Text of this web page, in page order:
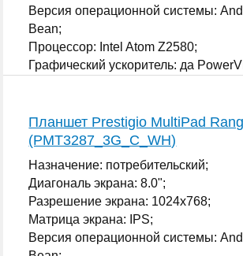
Версия операционной системы:
Bean;
Процессор: Intel Atom Z2580;
Графический ускоритель: да
Планшет Prestigio MultiPad
(PMT3287_3G_C_WH)
Назначение: потребительский;
Диагональ экрана: 8.0";
Разрешение экрана: 1024x768;
Матрица экрана: IPS;
Версия операционной системы: